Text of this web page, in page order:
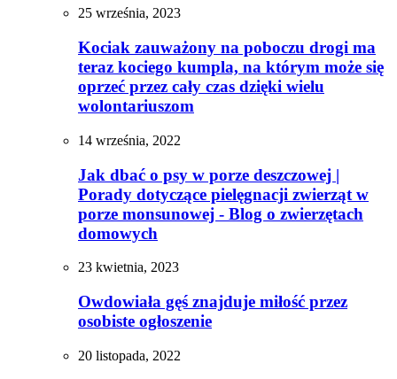
25 września, 2023
Kociak zauważony na poboczu drogi ma
teraz kociego kumpla, na którym może się
oprzeć przez cały czas dzięki wielu
wolontariuszom
14 września, 2022
Jak dbać o psy w porze deszczowej |
Porady dotyczące pielęgnacji zwierząt w
porze monsunowej - Blog o zwierzętach
domowych
23 kwietnia, 2023
Owdowiała gęś znajduje miłość przez
osobiste ogłoszenie
20 listopada, 2022